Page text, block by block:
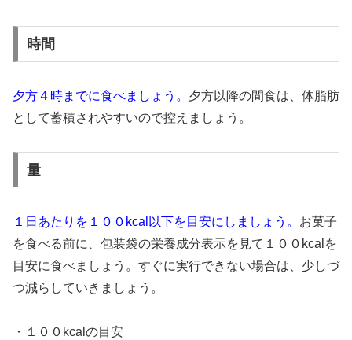
時間
夕方４時までに食べましょう。 夕方以降の間食は、体脂肪
として蓄積されやすいので控えましょう。
量
１日あたりを１００kcal以下を目安にしましょう。 お菓子
を食べる前に、包装袋の栄養成分表示を見て１００kcalを
目安に食べましょう。すぐに実行できない場合は、少しづ
つ減らしていきましょう。
・１００kcalの目安